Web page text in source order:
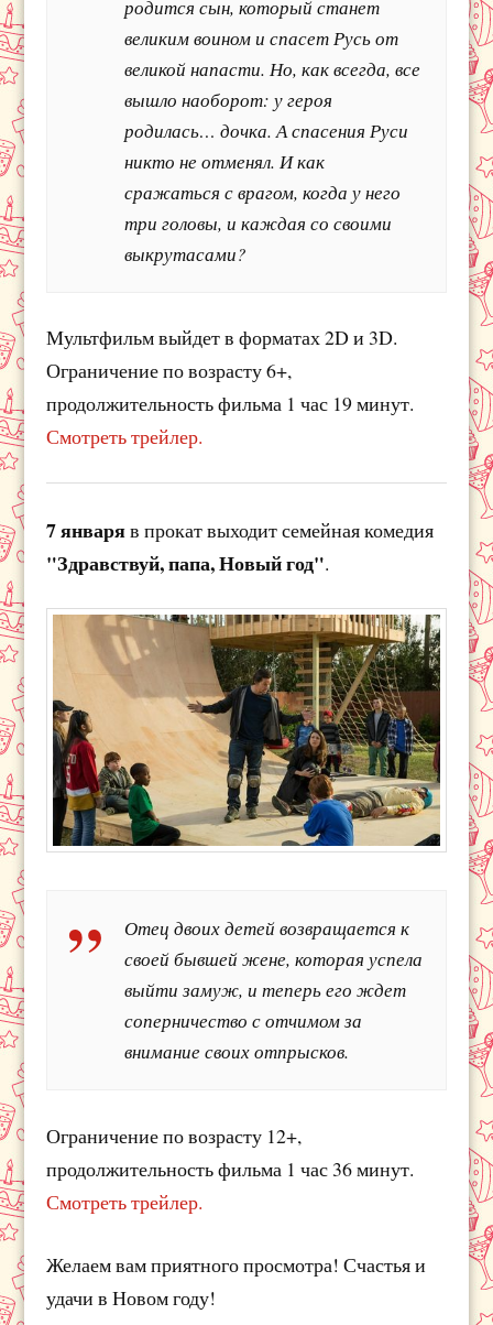
родится сын, который станет
великим воином и спасет Русь от
великой напасти. Но, как всегда, все
вышло наоборот: у героя
родилась… дочка. А спасения Руси
никто не отменял. И как
сражаться с врагом, когда у него
три головы, и каждая со своими
выкрутасами?
Мультфильм выйдет в форматах 2D и 3D.
Ограничение по возрасту 6+,
продолжительность фильма 1 час 19 минут.
Смотреть трейлер.
7 январяв прокат выходит семейная комедия
"Здравствуй, папа, Новый год".
Отец двоих детей возвращается к
своей бывшей жене, которая успела
выйти замуж, и теперь его ждет
соперничество с отчимом за
внимание своих отпрысков.
Ограничение по возрасту 12+,
продолжительность фильма 1 час 36 минут.
Смотреть трейлер.
Желаем вам приятного просмотра! Счастья и
удачи в Новом году!